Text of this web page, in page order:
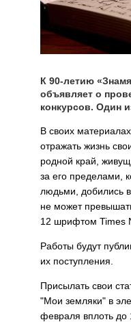
К 90-летию
объявляет о
конкурсов. Один
В своих
отражать жизнь
родной край,
за его пределами,
людьми, добились
не может
12 шрифтом Times
Работы будут
их поступления.
Присылать свои
"Мои земляки" в
февраля вплоть